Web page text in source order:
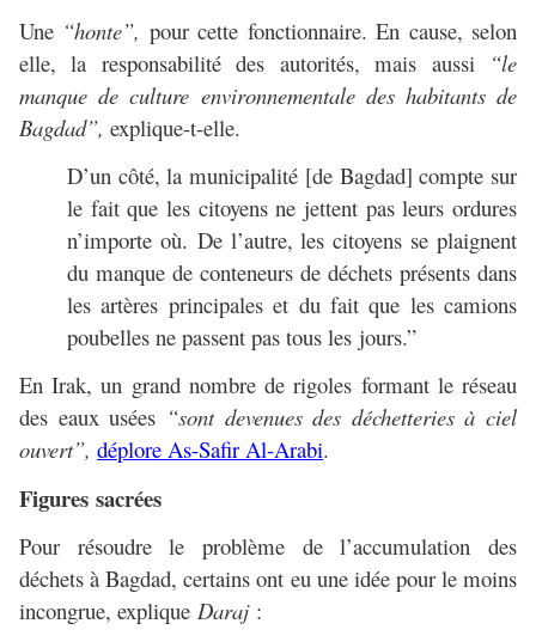
Une “honte”, pour cette fonctionnaire. En cause, selon
elle, la responsabilité des autorités, mais aussi “le
manque de culture environnementale des habitants de
Bagdad”, explique-t-elle.
D’un côté, la municipalité [de Bagdad] compte sur
le fait que les citoyens ne jettent pas leurs ordures
n’importe où. De l’autre, les citoyens se plaignent
du manque de conteneurs de déchets présents dans
les artères principales et du fait que les camions
poubelles ne passent pas tous les jours.”
En Irak, un grand nombre de rigoles formant le réseau
des eaux usées “sont devenues des déchetteries à ciel
ouvert”, déplore As-Safir Al-Arabi.
Figures sacrées
Pour résoudre le problème de l’accumulation des
déchets à Bagdad, certains ont eu une idée pour le moins
incongrue, explique Daraj: